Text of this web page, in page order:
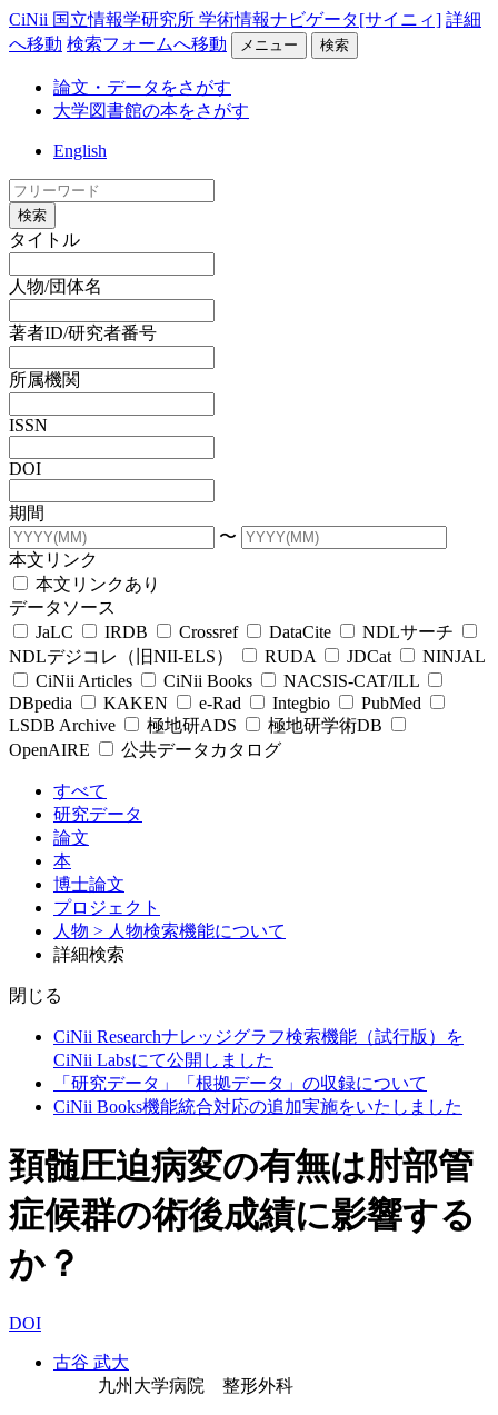
CiNii 国立情報学研究所 学術情報ナビゲータ[サイニィ] 詳細
へ移動 検索フォームへ移動 メニュー 検索
論文・データをさがす
大学図書館の本をさがす
English
検索
タイトル
人物/団体名
著者ID/研究者番号
所属機関
ISSN
DOI
期間
〜
本文リンク
本文リンクあり
データソース
JaLC
IRDB Crossref DataCite
NDLサーチ
NDLデジコレ（旧NII-ELS）
RUDA JDCat
NINJAL
CiNii Articles
CiNii Books
NACSIS-CAT/ILL
DBpedia
KAKEN e-Rad Integbio
PubMed
LSDB Archive
極地研ADS
極地研学術DB
OpenAIRE
公共データカタログ
すべて
研究データ
論文
本
博士論文
プロジェクト
人物 > 人物検索機能について
詳細検索
閉じる
CiNii Researchナレッジグラフ検索機能（試行版）を
CiNii Labsにて公開しました
「研究データ」「根拠データ」の収録について
CiNii Books機能統合対応の追加実施をいたしました
頚髄圧迫病変の有無は肘部管
症候群の術後成績に影響する
か？
DOI
古谷 武大
九州大学病院 整形外科